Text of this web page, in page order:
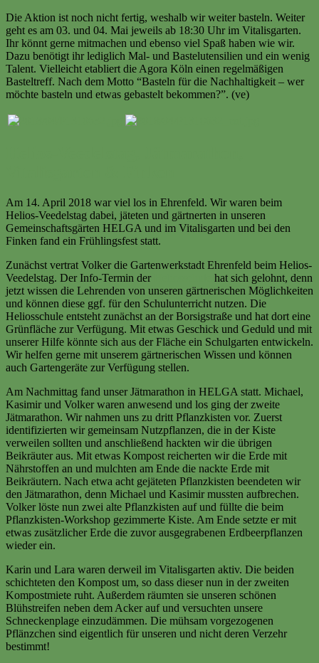
Die Aktion ist noch nicht fertig, weshalb wir weiter basteln. Weiter
geht es am 03. und 04. Mai jeweils ab 18:30 Uhr im Vitalisgarten.
Ihr könnt gerne mitmachen und ebenso viel Spaß haben wie wir.
Dazu benötigt ihr lediglich Mal- und Bastelutensilien und ein wenig
Talent. Vielleicht etabliert die Agora Köln einen regelmäßigen
Basteltreff. Nach dem Motto “Basteln für die Nachhaltigkeit – wer
möchte basteln und etwas gebastelt bekommen?”. (ve)
Am 14. April 2018 war viel los in Ehrenfeld. Wir waren beim
Helios-Veedelstag dabei, jäteten und gärtnerten in unseren
Gemeinschaftsgärten HELGA und im Vitalisgarten und bei den
Finken fand ein Frühlingsfest statt.
Zunächst vertrat Volker die Gartenwerkstadt Ehrenfeld beim Helios-
Veedelstag. Der Info-Termin der
hat sich gelohnt, denn
jetzt wissen die Lehrenden von unseren gärtnerischen Möglichkeiten
und können diese ggf. für den Schulunterricht nutzen. Die
Heliosschule entsteht zunächst an der Borsigstraße und hat dort eine
Grünfläche zur Verfügung. Mit etwas Geschick und Geduld und mit
unserer Hilfe könnte sich aus der Fläche ein Schulgarten entwickeln.
Wir helfen gerne mit unserem gärtnerischen Wissen und können
auch Gartengeräte zur Verfügung stellen.
Am Nachmittag fand unser Jätmarathon in HELGA statt. Michael,
Kasimir und Volker waren anwesend und los ging der zweite
Jätmarathon. Wir nahmen uns zu dritt Pflanzkisten vor. Zuerst
identifizierten wir gemeinsam Nutzpflanzen, die in der Kiste
verweilen sollten und anschließend hackten wir die übrigen
Beikräuter aus. Mit etwas Kompost reicherten wir die Erde mit
Nährstoffen an und mulchten am Ende die nackte Erde mit
Beikräutern. Nach etwa acht gejäteten Pflanzkisten beendeten wir
den Jätmarathon, denn Michael und Kasimir mussten aufbrechen.
Volker löste nun zwei alte Pflanzkisten auf und füllte die beim
Pflanzkisten-Workshop gezimmerte Kiste. Am Ende setzte er mit
etwas zusätzlicher Erde die zuvor ausgegrabenen Erdbeerpflanzen
wieder ein.
Karin und Lara waren derweil im Vitalisgarten aktiv. Die beiden
schichteten den Kompost um, so dass dieser nun in der zweiten
Kompostmiete ruht. Außerdem räumten sie unseren schönen
Blühstreifen neben dem Acker auf und versuchten unsere
Schneckenplage einzudämmen. Die mühsam vorgezogenen
Pflänzchen sind eigentlich für unseren und nicht deren Verzehr
bestimmt!